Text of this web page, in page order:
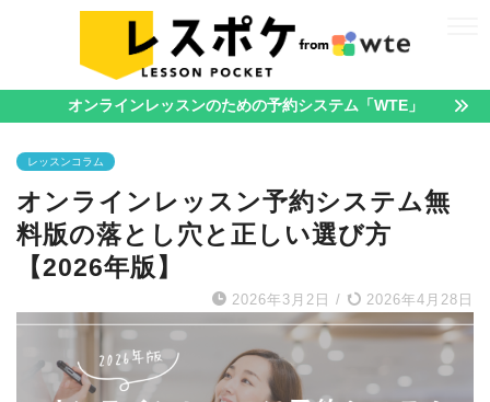
オンラインレッスンのための予約システム「WTE」
レッスンコラム
オンラインレッスン予約システム無
料版の落とし穴と正しい選び方
【2026年版】
2026年3月2日 / 2026年4月28日